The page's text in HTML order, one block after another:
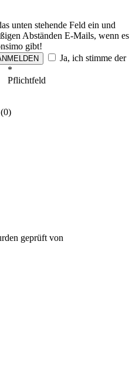
unten stehende Feld ein und
Abständen E-Mails, wenn es
gibt!
Ja, ich stimme der
*
Pflichtfeld
(0)
geprüft von